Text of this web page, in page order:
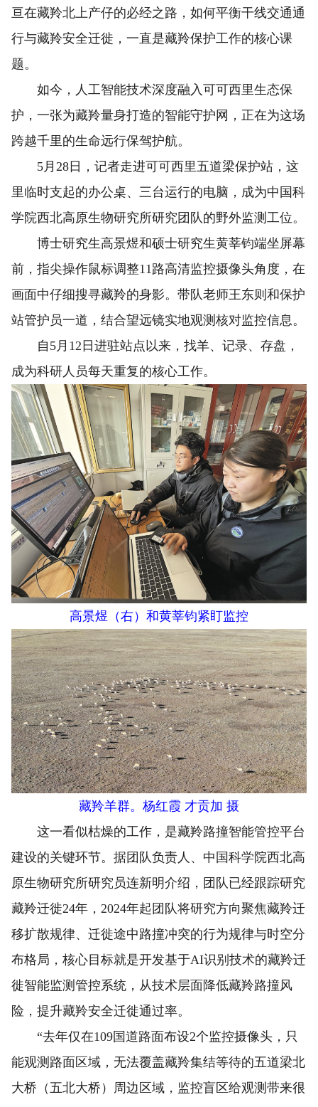
亘在藏羚北上产仔的必经之路，如何平衡干线交通通
行与藏羚安全迁徙，一直是藏羚保护工作的核心课
题。
如今，人工智能技术深度融入可可西里生态保
护，一张为藏羚量身打造的智能守护网，正在为这场
跨越千里的生命远行保驾护航。
5月28日，记者走进可可西里五道梁保护站，这
里临时支起的办公桌、三台运行的电脑，成为中国科
学院西北高原生物研究所研究团队的野外监测工位。
博士研究生高景煜和硕士研究生黄莘钧端坐屏幕
前，指尖操作鼠标调整11路高清监控摄像头角度，在
画面中仔细搜寻藏羚的身影。带队老师王东则和保护
站管护员一道，结合望远镜实地观测核对监控信息。
自5月12日进驻站点以来，找羊、记录、存盘，
成为科研人员每天重复的核心工作。
高景煜（右）和黄莘钧紧盯监控
藏羚羊群。杨红霞 才贡加 摄
这一看似枯燥的工作，是藏羚路撞智能管控平台
建设的关键环节。据团队负责人、中国科学院西北高
原生物研究所研究员连新明介绍，团队已经跟踪研究
藏羚迁徙24年，2024年起团队将研究方向聚焦藏羚迁
移扩散规律、迁徙途中路撞冲突的行为规律与时空分
布格局，核心目标就是开发基于AI识别技术的藏羚迁
徙智能监测管控系统，从技术层面降低藏羚路撞风
险，提升藏羚安全迁徙通过率。
“去年仅在109国道路面布设2个监控摄像头，只
能观测路面区域，无法覆盖藏羚集结等待的五道梁北
大桥（五北大桥）周边区域，监控盲区给观测带来很